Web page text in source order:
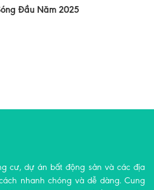
Đầu Năm 2025
cư, dự án bất động sản và các địa
nhanh chóng và dễ dàng. Cung